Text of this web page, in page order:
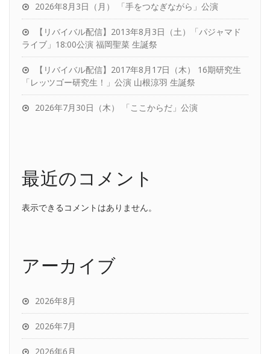
2026年8月3日（月） 「手をつなぎながら」公演
【リバイバル配信】2013年8月3日（土）「パジャマド
ライブ」18:00公演 福岡聖菜 生誕祭
【リバイバル配信】2017年8月17日（木） 16期研究生
「レッツゴー研究生！」公演 山根涼羽 生誕祭
2026年7月30日（木） 「ここからだ」公演
最近のコメント
表示できるコメントはありません。
アーカイブ
2026年8月
2026年7月
2026年6月